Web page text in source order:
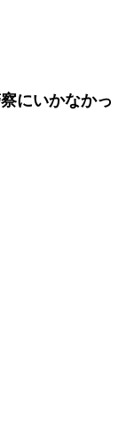
にいかなかっ